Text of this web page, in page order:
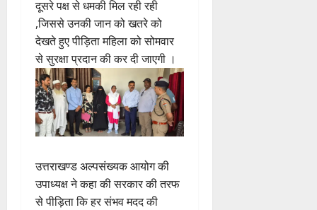
दूसरे पक्ष से धमकी मिल रही रही
,जिससे उनकी जान को खतरे को
देखते हुए पीड़िता महिला को सोमवार
से सुरक्षा प्रदान की कर दी जाएगी ।
उत्तराखण्ड अल्पसंख्यक आयोग की
उपाध्यक्ष ने कहा की सरकार की तरफ
से पीड़िता कि हर संभव मदद की